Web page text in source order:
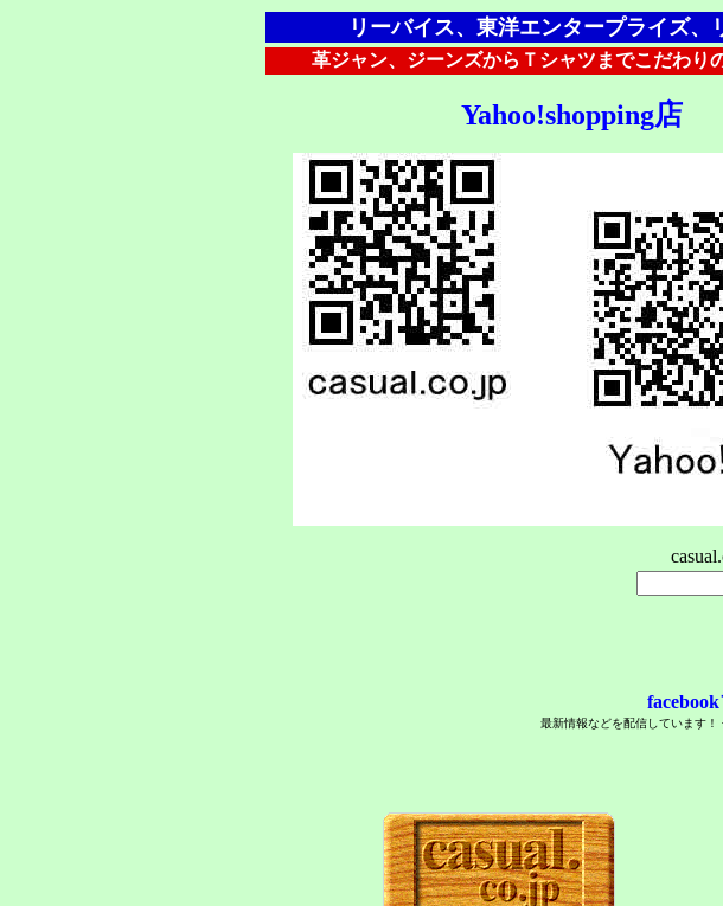
リーバイス、東洋エンタープライズ
革ジャン、ジーンズからＴシャツまでこだわり
Yahoo!shopping店
最新情報などを配信しています！